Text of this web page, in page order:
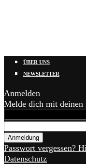
ÜBER UNS
NEWSLETTER
Anmelden
Melde dich mit deinen
Passwort vergessen?
Datenschutz